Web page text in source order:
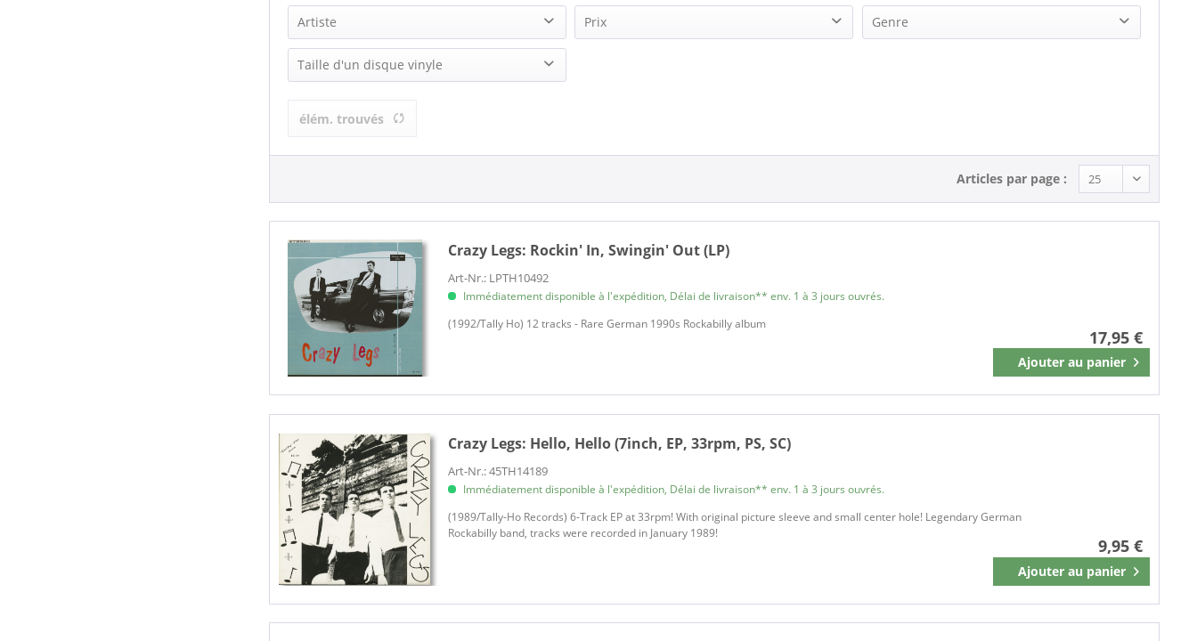
Artiste
Crazy Legs (3)
Prix Genre
Taille d'un disque vinyle
LP (12 Inch) (1)
élém. trouvés
Articles par page :
Crazy Legs: Rockin' In, Swingin' Out (LP)
Art-Nr.: LPTH10492
Immédiatement disponible à l'expédition, Délai de livraison** env. 1 à 3 jours ouvrés.
​(1992/Tally Ho) 12 tracks - Rare German 1990s Rockabilly album
17,95 €
Ajouter au panier
Mémoriser
Crazy Legs: Hello, Hello (7inch, EP, 33rpm, PS, SC)
Art-Nr.: 45TH14189
Immédiatement disponible à l'expédition, Délai de livraison** env. 1 à 3 jours ouvrés.
​(1989/Tally-Ho Records) 6-Track EP at 33rpm! With original picture sleeve and small center hole! Legendary German
Rockabilly band, tracks were recorded in January 1989!
9,95 €
Ajouter au panier
Mémoriser